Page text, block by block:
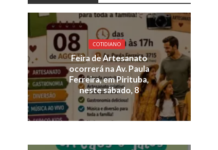
COTIDIANO
Feira de Artesanato
ocorrerá na Av. Paula
Ferreira, em Pirituba,
neste sábado, 8